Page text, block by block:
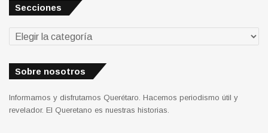
Secciones
Secciones
Sobre nosotros
Informamos y disfrutamos Querétaro. Hacemos periodismo útil y
revelador. El Queretano es nuestras historias.